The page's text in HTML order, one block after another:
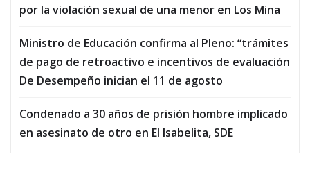
por la violación sexual de una menor en Los Mina
Ministro de Educación confirma al Pleno: “trámites
de pago de retroactivo e incentivos de evaluación
De Desempeño inician el 11 de agosto
Condenado a 30 años de prisión hombre implicado
en asesinato de otro en El Isabelita, SDE